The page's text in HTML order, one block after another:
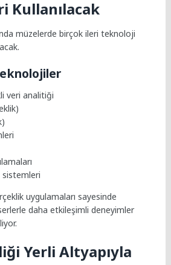
Kullanılacak
müzelerde birçok ileri teknoloji
veri analitiği
sistemleri
uygulamaları sayesinde
daha etkileşimli deneyimler
Yerli Altyapıyla